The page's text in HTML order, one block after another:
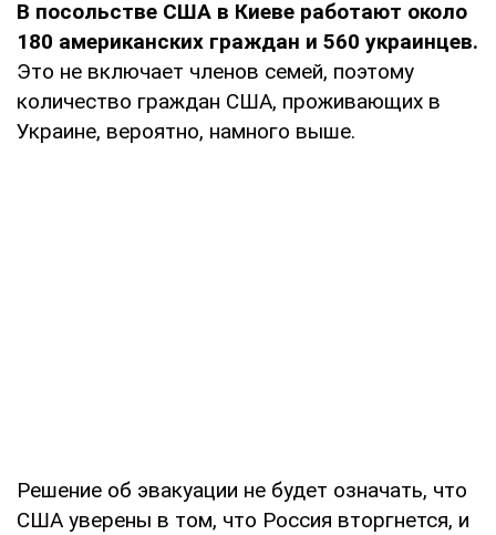
В посольстве США в Киеве работают около
180 американских граждан и 560 украинцев.
Это не включает членов семей, поэтому
количество граждан США, проживающих в
Украине, вероятно, намного выше.
Решение об эвакуации не будет означать, что
США уверены в том, что Россия вторгнется, и